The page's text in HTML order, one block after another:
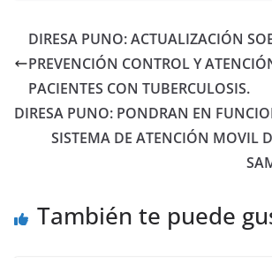
DIRESA PUNO: ACTUALIZACIÓN
PREVENCIÓN CONTROL Y
PACIENTES CON TUBERCULOSIS.
DIRESA PUNO: PONDRAN EN
SISTEMA DE ATENCIÓN MOVIL
También te puede